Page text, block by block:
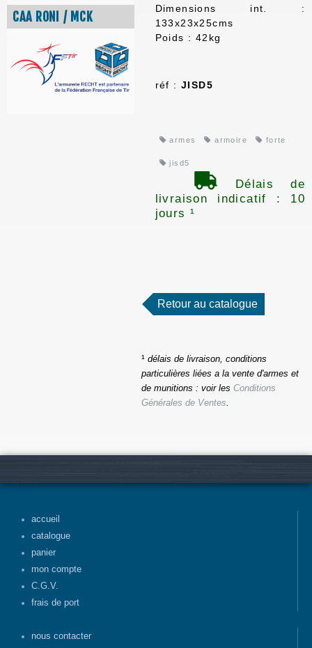
CAA RONI / MCK
Dimensions int. :
133x23x25cms
Poids : 42kg
réf :JISD5
armes armoire forte
jisd5
Délais de
livraison indicatif : 10
jours ¹
Retour au catalogue
¹ délais de livraison, conditions
particulières liées a la vente d'armes et
de munitions : voir les Conditions
Générales de Ventes.
accueil
catalogue
panier
mon compte
C.G.V.
frais de port
nous contacter